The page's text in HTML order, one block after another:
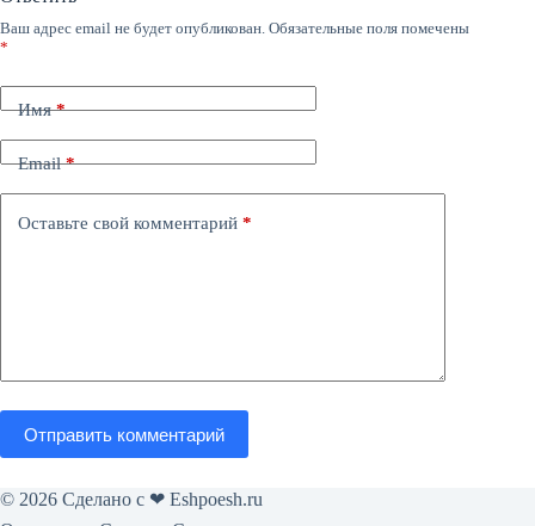
Ваш адрес email не будет опубликован. Обязательные поля помечены
*
Имя*
Email*
Оставьте свой комментарий *
Отправить комментарий
© 2026 Сделано с ❤︎ Eshpoesh.ru